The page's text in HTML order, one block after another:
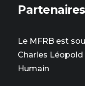
Partenaires
Le MFRB est
Charles
Humain